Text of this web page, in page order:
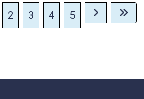
2 3 4 5